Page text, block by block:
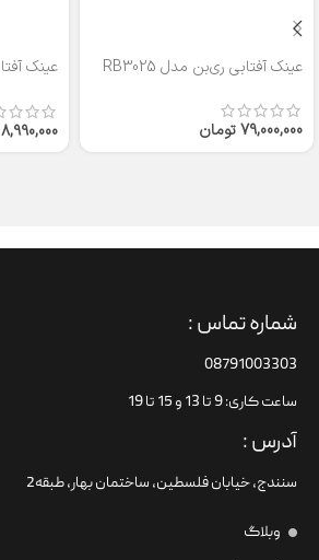
عینک آفتابی ری‌بن مدل RB3025
79,000,000تومان
8,990,000
شماره تماس :
08791003303
ساعت کاری: 9 تا 13 و 15 تا 19
آدرس :
سنندج، خیابان فلسطین،‌ ساختمان بهار، طبقه2
وبلاگ